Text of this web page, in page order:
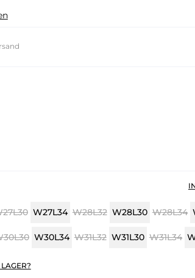
W27L34 W28L32 W28L30 W28L34
W30L34 W31L32 W31L30 W31L34